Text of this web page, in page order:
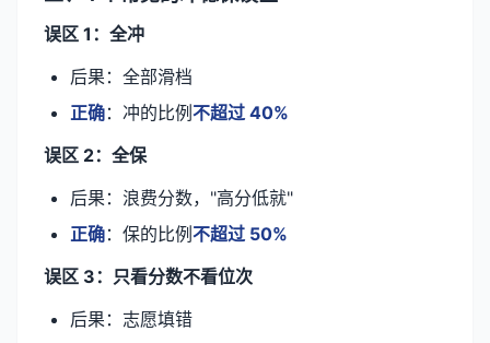
误区 1：全冲
后果：全部滑档
正确：冲的比例 不超过 40%
误区 2：全保
后果：浪费分数，"高分低就"
正确：保的比例 不超过 50%
误区 3：只看分数不看位次
后果：志愿填错